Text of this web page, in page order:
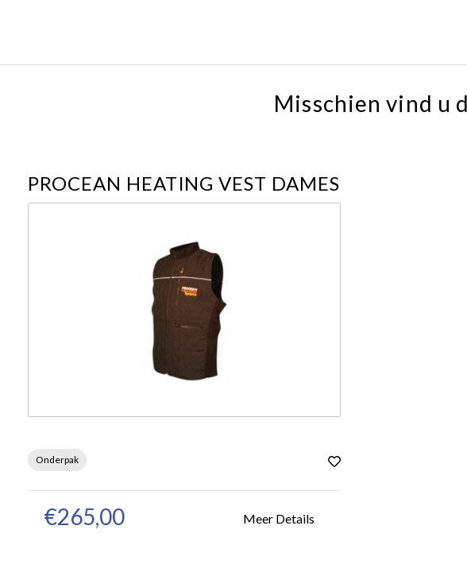
Misschien vind u
PROCEAN HEATING VEST DAMES
Onderpak
€265,00 Meer Details